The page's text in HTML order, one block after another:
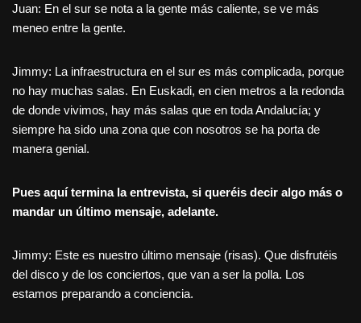
Juan: En el sur se nota a la gente más caliente, se ve más
meneo entre la gente.
Jimmy: La infraestructura en el sur es más complicada, porque
no hay muchas salas. En Euskadi, en cien metros a la redonda
de donde vivimos, hay más salas que en toda Andalucía; y
siempre ha sido una zona que con nosotros se ha porta de
manera genial.
Pues aquí termina la entrevista, si queréis decir algo más o
mandar un último mensaje, adelante.
Jimmy: Este es nuestro último mensaje (risas). Que disfrutéis
del disco y de los conciertos, que van a ser la polla. Los
estamos preparando a conciencia.